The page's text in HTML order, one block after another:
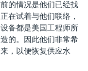
的情况是他们已经找
在试着与他们联络，
备都是美国工程师所
的。因此他们非常希
，以便恢复供应水